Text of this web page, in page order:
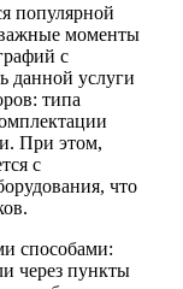
популярной
важные моменты
с
данной услуги
типа
При этом,
с
что
способами:
через пункты